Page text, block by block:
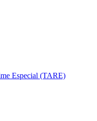
Especial (TARE)